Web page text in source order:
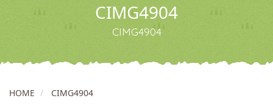
CIMG4904
CIMG4904
HOME CIMG4904